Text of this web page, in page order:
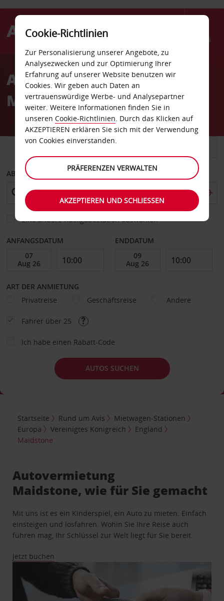
Menü
AvisAutovermietung
Maidstone
ABHOLEN VON
Eine andere Rückgabestation auswählen
ANFANGSDATUM ENDDATUM
ART DER ANMIETUNG
Privatreise
Geschäftsreise Andere
Fahrer über 25
Ich habe einen Rabatt-Code
AUTOS SUCHEN
Startseite Rund um Avis
Mietwagen-Stationen
Europa
Vereinigtes Königreich
England
Maidstone
Autovermietung
Maidstone, wie für Sie gemacht
Mit uns ist es ein Kinderspiel, ein Auto zu mieten. Einfach
einsteigen und losfahren. Wohin Sie Ihre Reise auch
führen mag, Ihr Schlüssel zur Welt liegt für Sie bereit.
Jetzt buchen
Cookie-Richtlinien
Zur Personalisierung unserer Angebote, zu
Analysezwecken und zur Optimierung Ihrer
Erfahrung auf unserer Website benutzen wir
Cookies. Wir geben auch Daten an
vertrauenswürdige Werbe- und Analysepartner
weiter. Weitere Informationen finden Sie in
unseren Cookie-Richtlinien. Durch das Klicken auf
AKZEPTIEREN erklären Sie sich mit der Verwendung
von Cookies einverstanden.
PRÄFERENZEN VERWALTEN
AKZEPTIEREN UND SCHLIESSEN